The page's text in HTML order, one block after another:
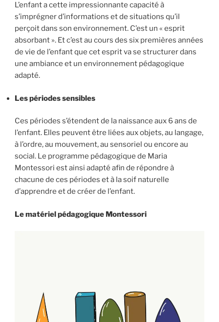
L’enfant a cette impressionnante capacité à
s’imprégner d’informations et de situations qu’il
perçoit dans son environnement. C’est un « esprit
absorbant ». Et c’est au cours des six premières années
de vie de l’enfant que cet esprit va se structurer dans
une ambiance et un environnement pédagogique
adapté.
Les périodes sensibles
Ces périodes s’étendent de la naissance aux 6 ans de
l’enfant. Elles peuvent être liées aux objets, au langage,
à l’ordre, au mouvement, au sensoriel ou encore au
social. Le programme pédagogique de Maria
Montessori est ainsi adapté afin de répondre à
chacune de ces périodes et à la soif naturelle
d’apprendre et de créer de l’enfant.
Le matériel pédagogique Montessori